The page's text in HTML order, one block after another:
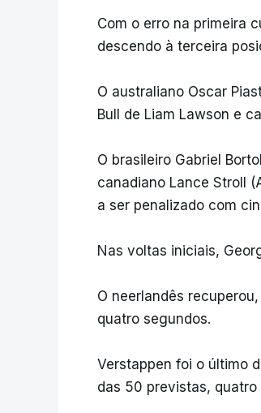
Com o erro na primeira
descendo à terceira
O australiano Oscar
Bull de Liam Lawson e
O brasileiro Gabriel
canadiano Lance Stroll
a ser penalizado com
Nas voltas iniciais,
O neerlandês
quatro segundos.
Verstappen foi o último
das 50 previstas,